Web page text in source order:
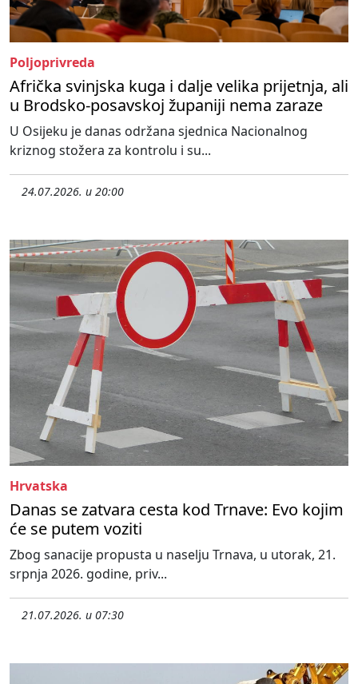
Poljoprivreda
Afrička svinjska kuga i dalje velika prijetnja, ali
u Brodsko-posavskoj županiji nema zaraze
U Osijeku je danas održana sjednica Nacionalnog
kriznog stožera za kontrolu i su...
24.07.2026. u 20:00
Hrvatska
Danas se zatvara cesta kod Trnave: Evo kojim
će se putem voziti
Zbog sanacije propusta u naselju Trnava, u utorak, 21.
srpnja 2026. godine, priv...
21.07.2026. u 07:30